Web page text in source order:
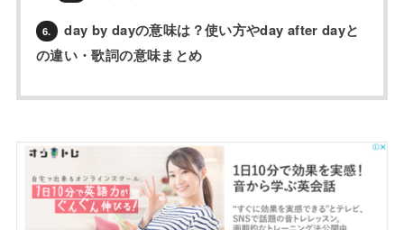
6.
day by dayの意味は？使い方やday after dayと
の違い・歌詞の意味まとめ